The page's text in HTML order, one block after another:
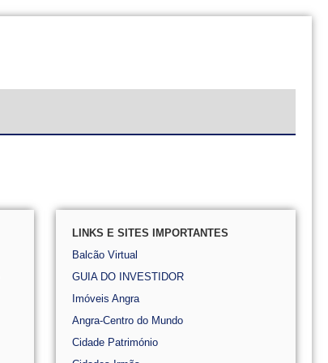
LINKS E SITES IMPORTANTES
Balcão Virtual
GUIA DO INVESTIDOR
Imóveis Angra
Angra-Centro do Mundo
Cidade Património